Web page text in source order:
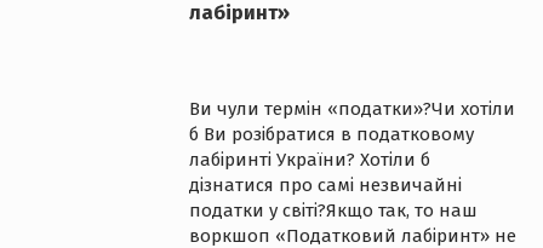
лабіринт»
Ви чули термін «податки»?Чи хотіли
б Ви розібратися в податковому
лабіринті України? Хотіли б
дізнатися про самі незвичайні
податки у світі?Якщо так, то наш
воркшоп «Податковий лабіринт» не